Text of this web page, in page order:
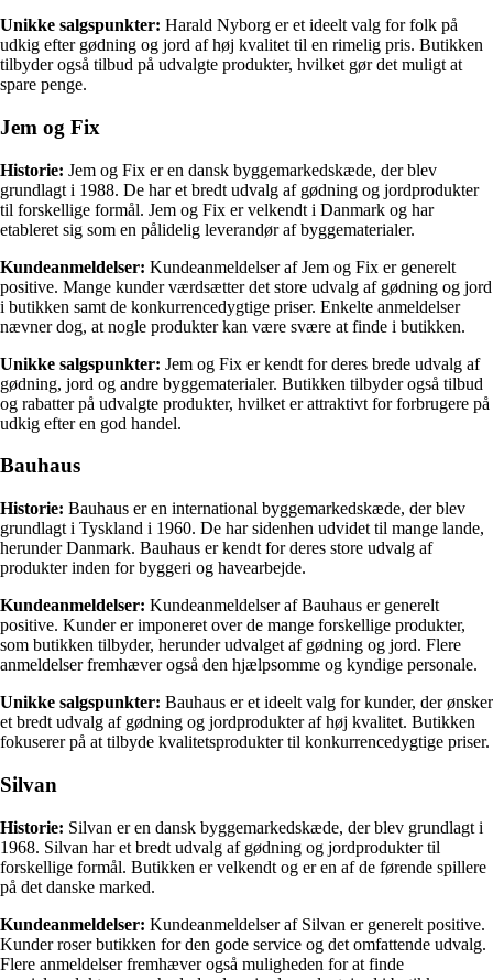
Unikke salgspunkter: Harald Nyborg er et ideelt valg for folk på
udkig efter gødning og jord af høj kvalitet til en rimelig pris. Butikken
tilbyder også tilbud på udvalgte produkter, hvilket gør det muligt at
spare penge.
Jem og Fix
Historie: Jem og Fix er en dansk byggemarkedskæde, der blev
grundlagt i 1988. De har et bredt udvalg af gødning og jordprodukter
til forskellige formål. Jem og Fix er velkendt i Danmark og har
etableret sig som en pålidelig leverandør af byggematerialer.
Kundeanmeldelser: Kundeanmeldelser af Jem og Fix er generelt
positive. Mange kunder værdsætter det store udvalg af gødning og jord
i butikken samt de konkurrencedygtige priser. Enkelte anmeldelser
nævner dog, at nogle produkter kan være svære at finde i butikken.
Unikke salgspunkter: Jem og Fix er kendt for deres brede udvalg af
gødning, jord og andre byggematerialer. Butikken tilbyder også tilbud
og rabatter på udvalgte produkter, hvilket er attraktivt for forbrugere på
udkig efter en god handel.
Bauhaus
Historie: Bauhaus er en international byggemarkedskæde, der blev
grundlagt i Tyskland i 1960. De har sidenhen udvidet til mange lande,
herunder Danmark. Bauhaus er kendt for deres store udvalg af
produkter inden for byggeri og havearbejde.
Kundeanmeldelser: Kundeanmeldelser af Bauhaus er generelt
positive. Kunder er imponeret over de mange forskellige produkter,
som butikken tilbyder, herunder udvalget af gødning og jord. Flere
anmeldelser fremhæver også den hjælpsomme og kyndige personale.
Unikke salgspunkter: Bauhaus er et ideelt valg for kunder, der ønsker
et bredt udvalg af gødning og jordprodukter af høj kvalitet. Butikken
fokuserer på at tilbyde kvalitetsprodukter til konkurrencedygtige priser.
Silvan
Historie: Silvan er en dansk byggemarkedskæde, der blev grundlagt i
1968. Silvan har et bredt udvalg af gødning og jordprodukter til
forskellige formål. Butikken er velkendt og er en af de førende spillere
på det danske marked.
Kundeanmeldelser: Kundeanmeldelser af Silvan er generelt positive.
Kunder roser butikken for den gode service og det omfattende udvalg.
Flere anmeldelser fremhæver også muligheden for at finde